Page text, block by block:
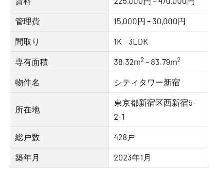
管理費 15,000円 – 30,000円
間取り 1K – 3LDK
専有面積 38.32m2 – 83.79m2
物件名 シティタワー新宿
所在地
東京都新宿区西新宿5-
2-1
総戸数 428戸
築年月 2023年1月